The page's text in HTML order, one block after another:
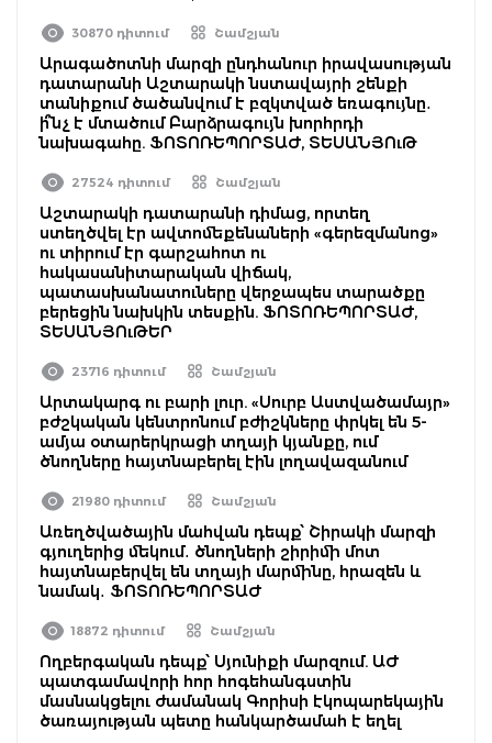
30870 դիտում Շամշյան
Արագածոտնի մարզի ընդհանուր իրավասության
դատարանի Աշտարակի նստավայրի շենքի
տանիքում ծածանվում է բզկտված եռագույնը․
ի՞նչ է մտածում Բարձրագույն խորհրդի
նախագահը. ՖՈՏՈՌԵՊՈՐՏԱԺ, ՏԵՍԱՆՅՈւԹ
27524 դիտում Շամշյան
Աշտարակի դատարանի դիմաց, որտեղ
ստեղծվել էր ավտոմեքենաների «գերեզմանոց»
ու տիրում էր գարշահոտ ու
հակասանիտարական վիճակ,
պատասխանատուները վերջապես տարածքը
բերեցին նախկին տեսքին. ՖՈՏՈՌԵՊՈՐՏԱԺ,
ՏԵՍԱՆՅՈւԹԵՐ
23716 դիտում Շամշյան
Արտակարգ ու բարի լուր. «Սուրբ Աստվածամայր»
բժշկական կենտրոնում բժիշկները փրկել են 5-
ամյա օտարերկրացի տղայի կյանքը, ում
ծնողները հայտնաբերել էին լողավազանում
21980 դիտում Շամշյան
Առեղծվածային մահվան դեպք՝ Շիրակի մարզի
գյուղերից մեկում․ ծնողների շիրիմի մոտ
հայտնաբերվել են տղայի մարմինը, հրազեն և
նամակ․ ՖՈՏՈՌԵՊՈՐՏԱԺ
18872 դիտում Շամշյան
Ողբերգական դեպք՝ Սյունիքի մարզում. ԱԺ
պատգամավորի հոր հոգեհանգստին
մասնակցելու ժամանակ Գորիսի էկոպարեկային
ծառայության պետը հանկարծամահ է եղել